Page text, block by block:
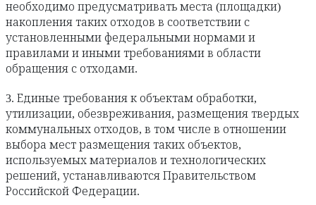
необходимо предусматривать места (площадки)
накопления таких отходов в соответствии с
установленными федеральными нормами и
правилами и иными требованиями в области
обращения с отходами.
3. Единые требования к объектам обработки,
утилизации, обезвреживания, размещения твердых
коммунальных отходов, в том числе в отношении
выбора мест размещения таких объектов,
используемых материалов и технологических
решений, устанавливаются Правительством
Российской Федерации.